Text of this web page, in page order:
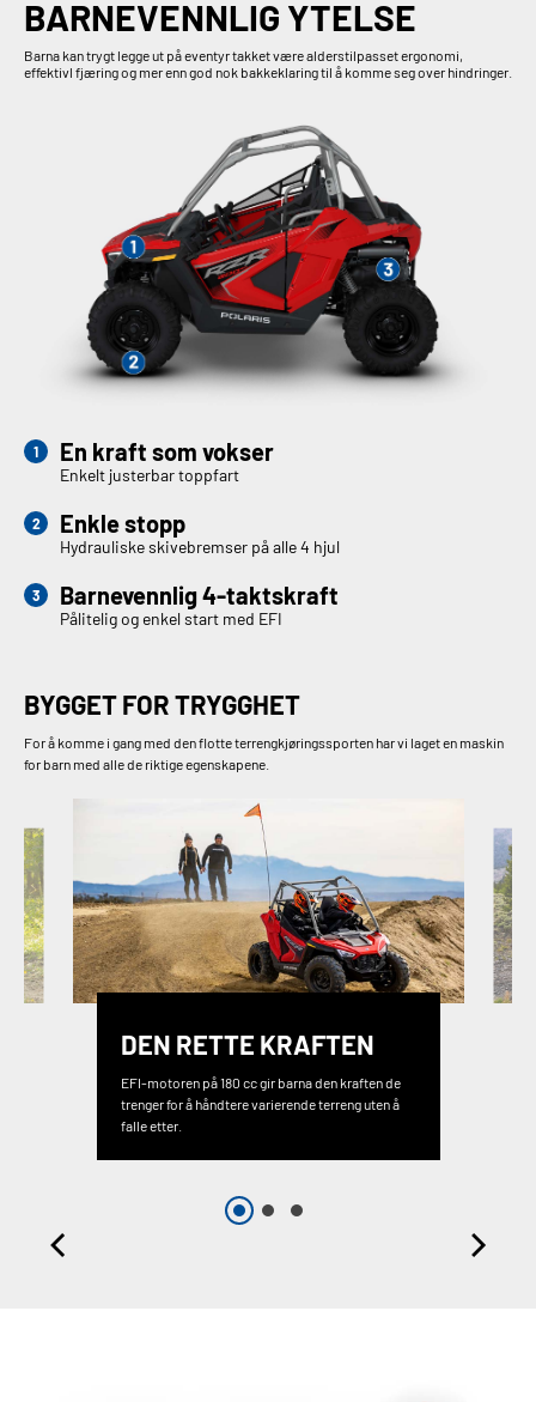
BARNEVENNLIG YTELSE
Barna kan trygt legge ut på eventyr takket være alderstilpasset ergonomi,
effektivl fjæring og mer enn god nok bakkeklaring til å komme seg over hindringer.
En kraft som vokser
Enkelt justerbar toppfart
Enkle stopp
Hydrauliske skivebremser på alle 4 hjul
Barnevennlig 4-taktskraft
Pålitelig og enkel start med EFI
BYGGET FOR TRYGGHET
For å komme i gang med den flotte terrengkjøringssporten har vi laget en maskin
for barn med alle de riktige egenskapene.
DEN RETTE KRAFTEN
EFI-motoren på 180 cc gir barna den kraften de
trenger for å håndtere varierende terreng uten å
falle etter.